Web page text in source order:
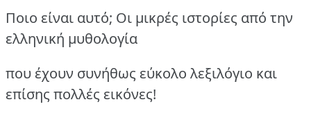
Ποιο είναι αυτό; Οι μικρές ιστορίες από την
ελληνική μυθολογία
που έχουν συνήθως εύκολο λεξιλόγιο και
επίσης πολλές εικόνες!